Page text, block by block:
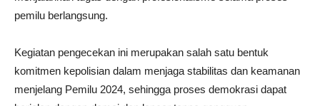
pemilu berlangsung.
Kegiatan pengecekan ini merupakan salah satu bentuk
komitmen kepolisian dalam menjaga stabilitas dan keamanan
menjelang Pemilu 2024, sehingga proses demokrasi dapat